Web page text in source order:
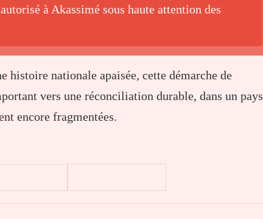
à Akassimé sous haute attention des
histoire nationale apaisée, cette démarche de
vers une réconciliation durable, dans un pays
encore fragmentées.